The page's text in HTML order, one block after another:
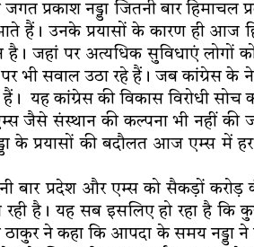
जगत प्रकाश नड्डा जितनी बार
हैं। उनके प्रयासों के कारण ही आज
जहां पर अत्यधिक सुविधाएं लोगों
भी सवाल उठा रहे हैं। जब कांग्रेस के
हैं। यह कांग्रेस की विकास विरोधी सोच
जैसे संस्थान की कल्पना भी नहीं की
के प्रयासों की बदौलत आज एम्स में
बार प्रदेश और एम्स को सैकड़ों करोड़
है। यह सब इसलिए हो रहा है कि कुछ
ठाकुर ने कहा कि आपदा के समय नड्डा ने